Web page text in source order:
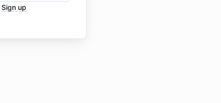
Sign up